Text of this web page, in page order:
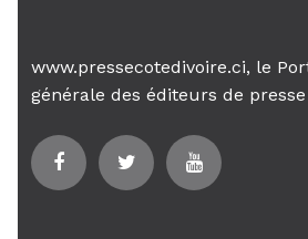
www.pressecotedivoire.ci, le
générale des éditeurs de